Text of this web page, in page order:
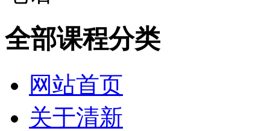
全部课程分类
网站首页
关于清新